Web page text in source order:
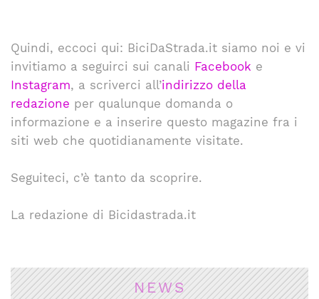
Quindi, eccoci qui: BiciDaStrada.it siamo noi e vi
invitiamo a seguirci sui canali Facebook e
Instagram, a scriverci all’indirizzo della
redazione per qualunque domanda o
informazione e a inserire questo magazine fra i
siti web che quotidianamente visitate.
Seguiteci, c’è tanto da scoprire.
La redazione di Bicidastrada.it
NEWS